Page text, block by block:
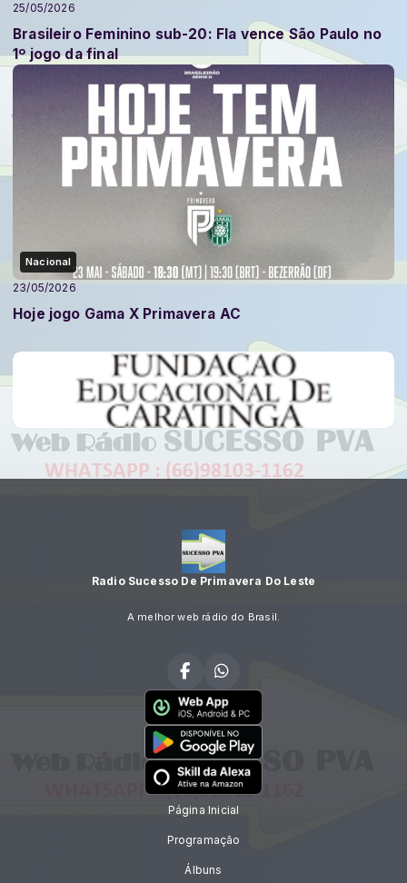
25/05/2026
Brasileiro Feminino sub-20: Fla vence São Paulo no
1º jogo da final
Nacional
23/05/2026
Hoje jogo Gama X Primavera AC
Radio Sucesso De Primavera Do Leste
A melhor web rádio do Brasil.
Página Inicial
Programação
Álbuns